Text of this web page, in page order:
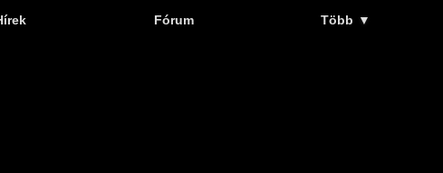
Fórum Több ▼